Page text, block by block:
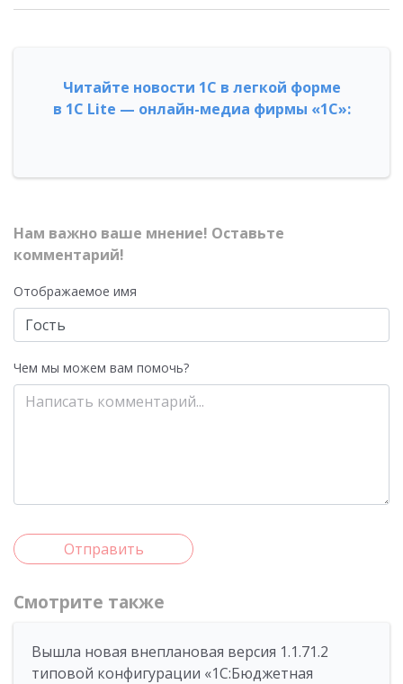
Читайте новости 1С в легкой форме
в 1С Lite — онлайн-медиа фирмы «1С»:
Нам важно ваше мнение! Оставьте
комментарий!
Отображаемое имя
Чем мы можем вам помочь?
Отправить
Смотрите также
Вышла новая внеплановая версия 1.1.71.2
типовой конфигурации «1C:Бюджетная